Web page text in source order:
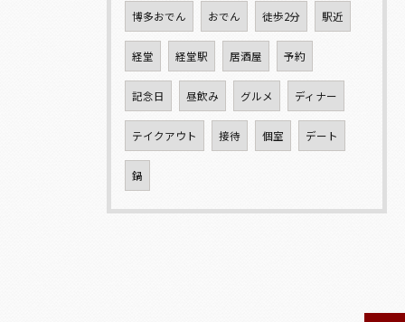
博多おでん おでん 徒歩2分 駅近
経堂 経堂駅 居酒屋 予約
記念日 昼飲み グルメ ディナー
テイクアウト 接待 個室 デート
鍋